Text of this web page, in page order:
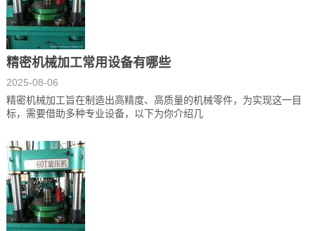
精密机械加工常用设备有哪些
2025-08-06
精密机械加工旨在制造出高精度、高质量的机械零件，为实现这一目
标，需要借助多种专业设备，以下为你介绍几